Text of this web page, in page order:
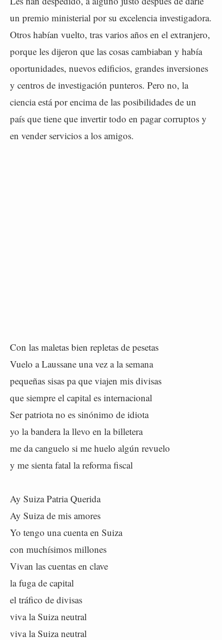
un premio ministerial por su excelencia investigadora.
Otros habían vuelto, tras varios años en el extranjero,
porque les dijeron que las cosas cambiaban y había
oportunidades, nuevos edificios, grandes inversiones
y centros de investigación punteros. Pero no, la
ciencia está por encima de las posibilidades de un
país que tiene que invertir todo en pagar corruptos y
en vender servicios a los amigos.
Con las maletas bien repletas de pesetas
Vuelo a Laussane una vez a la semana
pequeñas sisas pa que viajen mis divisas
que siempre el capital es internacional
Ser patriota no es sinónimo de idiota
yo la bandera la llevo en la billetera
me da canguelo si me huelo algún revuelo
y me sienta fatal la reforma fiscal
Ay Suiza Patria Querida
Ay Suiza de mis amores
Yo tengo una cuenta en Suiza
con muchísimos millones
Vivan las cuentas en clave
la fuga de capital
el tráfico de divisas
viva la Suiza neutral
viva la Suiza neutral